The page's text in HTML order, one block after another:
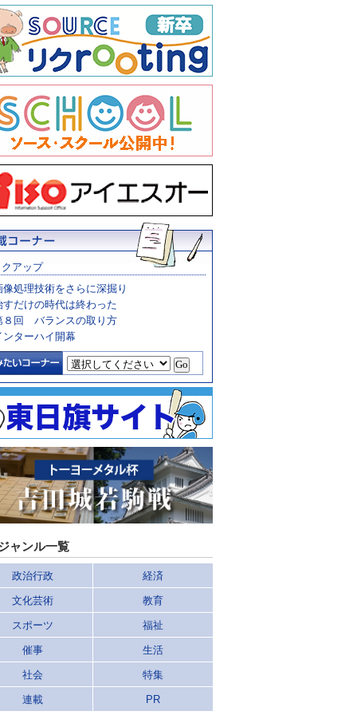
アップ
像処理技術をさらに深掘り
すだけの時代は終わった
８回 バランスの取り方
ンターハイ開幕
ャンル一覧
政治行政 経済
文化芸術 教育
スポーツ 福祉
催事 生活
社会 特集
連載 PR